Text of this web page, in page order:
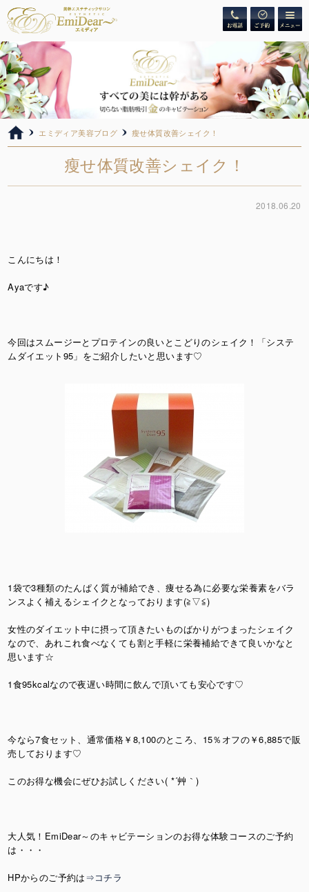
エミディア美容ブログ 瘦せ体質改善シェイク！
瘦せ体質改善シェイク！
2018.06.20
こんにちは！
Ayaです♪
今回はスムージーとプロテインの良いとこどりのシェイク！「システ
ムダイエット95」をご紹介したいと思います♡
1袋で3種類のたんぱく質が補給でき、痩せる為に必要な栄養素をバラ
ンスよく補えるシェイクとなっております(≧▽≦)
女性のダイエット中に摂って頂きたいものばかりがつまったシェイク
なので、あれこれ食べなくても割と手軽に栄養補給できて良いかなと
思います☆
1食95kcalなので夜遅い時間に飲んで頂いても安心です♡
今なら7食セット、通常価格￥8,100のところ、15％オフの￥6,885で販
売しております♡
このお得な機会にぜひお試しください( *´艸｀)
大人気！EmiDear～のキャビテーションのお得な体験コースのご予約
は・・・
HPからのご予約は⇒コチラ